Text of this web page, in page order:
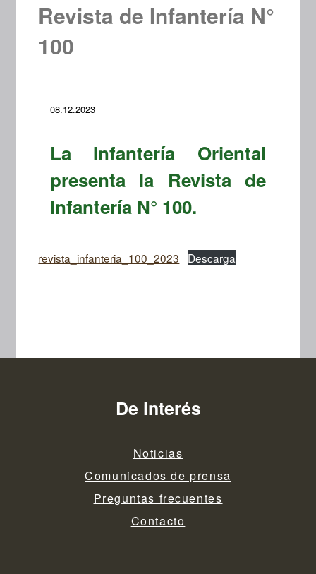
Revista de Infantería N°
100
08.12.2023
La Infantería Oriental
presenta la Revista de
Infantería N° 100.
revista_infanteria_100_2023 Descarga
De interés
Noticias
Comunicados de prensa
Preguntas frecuentes
Contacto